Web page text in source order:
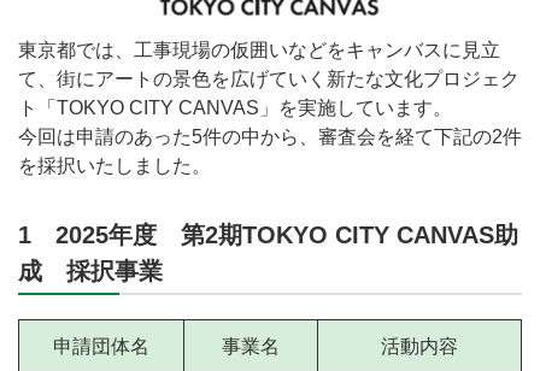
東京都では、工事現場の仮囲いなどをキャンバスに見立
て、街にアートの景色を広げていく新たな文化プロジェク
ト「TOKYO CITY CANVAS」を実施しています。
今回は申請のあった5件の中から、審査会を経て下記の2件
を採択いたしました。
1 2025年度 第2期TOKYO CITY CANVAS助
成 採択事業
申請団体名 事業名 活動内容